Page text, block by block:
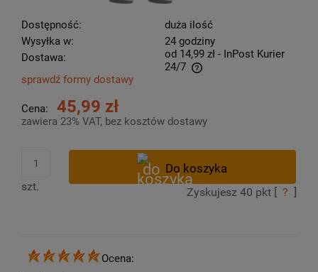
Dostępność:
duża ilość
Wysyłka w:
24 godziny
Dostawa:
od 14,99 zł - InPost Kurier
24/7
Cena nie zawiera ewentualnych kosztów płatności
sprawdź formy dostawy
Cena: 45,99 zł
zawiera 23% VAT, bez kosztów dostawy
szt. Zyskujesz 40 pkt [ ? ]
Ocena: